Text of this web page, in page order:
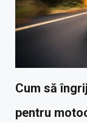
Cum să
pentru